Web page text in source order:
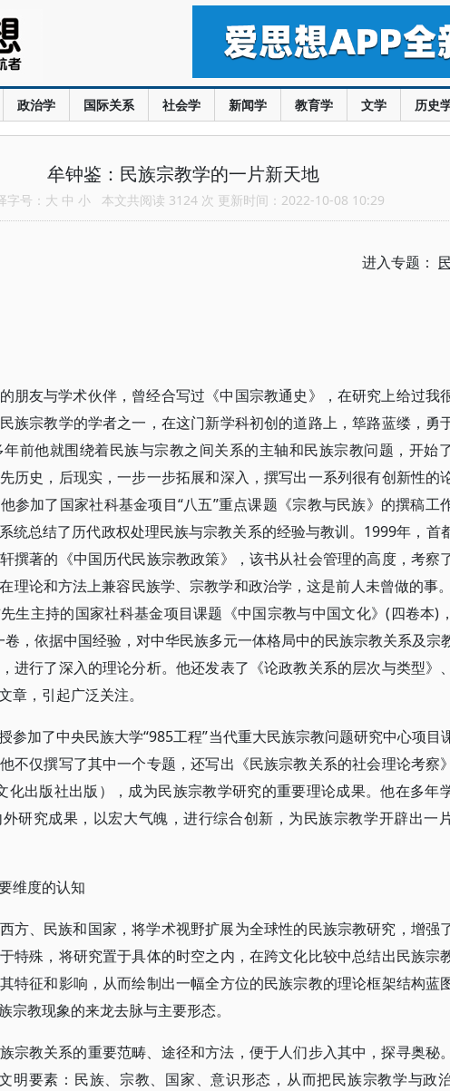
政治学 国际关系 社会学 新闻学 教育学 文学 历史
牟钟鉴：民族宗教学的一片新天地
字号： 大 中 小 本文共阅读 3124 次 更新时间：2022-10-08 10:29
进入专题：
朋友与学术伙伴，曾经合写过《中国宗教通史》，在研究上给过我
族宗教学的学者之一，在这门新学科初创的道路上，筚路蓝缕，勇
前他就围绕着民族与宗教之间关系的主轴和民族宗教问题，开始
历史，后现实，一步一步拓展和深入，撰写出一系列很有创新性的
参加了国家社科基金项目“八五”重点课题《宗教与民族》的撰稿工
统总结了历代政权处理民族与宗教关系的经验与教训。1999年，首
撰著的《中国历代民族宗教政策》，该书从社会管理的高度，考察
理论和方法上兼容民族学、宗教学和政治学，这是前人未曾做的事
生主持的国家社科基金项目课题《中国宗教与中国文化》(四卷本)
卷，依据中国经验，对中华民族多元一体格局中的民族宗教关系及宗
进行了深入的理论分析。他还发表了《论政教关系的层次与类型》
章，引起广泛关注。
参加了中央民族大学“985工程”当代重大民族宗教问题研究中心项目
不仅撰写了其中一个专题，还写出《民族宗教关系的社会理论考察
化出版社出版），成为民族宗教学研究的重要理论成果。他在多年
研究成果，以宏大气魄，进行综合创新，为民族宗教学开辟出一
维度的认知
方、民族和国家，将学术视野扩展为全球性的民族宗教研究，增强
特殊，将研究置于具体的时空之内，在跨文化比较中总结出民族宗
特征和影响，从而绘制出一幅全方位的民族宗教的理论框架结构蓝
宗教现象的来龙去脉与主要形态。
宗教关系的重要范畴、途径和方法，便于人们步入其中，探寻奥秘
明要素：民族、宗教、国家、意识形态，从而把民族宗教学与政